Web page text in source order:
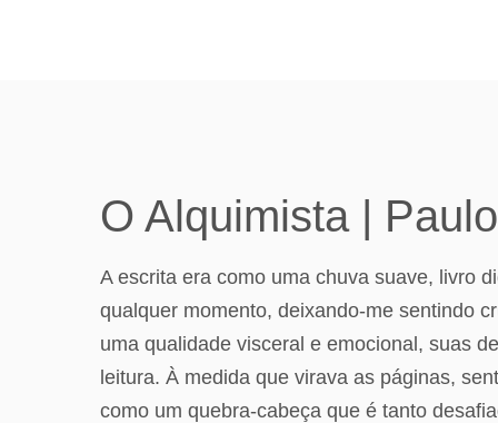
O Alquimista |
A escrita era como uma chuva suave, livro
qualquer momento, deixando-me sentindo
uma qualidade visceral e emocional, suas
leitura. À medida que virava as páginas,
como um quebra-cabeça que é tanto